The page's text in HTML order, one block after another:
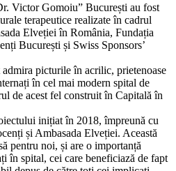
Victor Gomoiu” București au fost
terapeutice realizate în cadrul
Elveției în România, Fundația
București și Swiss Sponsors’
picturile în acrilic, prietenoase
în cel mai modern spital de
de acest fel construit în Capitală în
inițiat în 2018, împreună cu
și Ambasada Elveției. Această
pentru noi, și are o importanță
în spital, cei care beneficiază de fapt